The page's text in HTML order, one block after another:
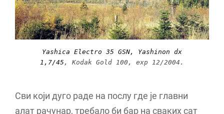
Yashica Electro 35 GSN, Yashinon dx
1,7/45 , Kodak Gold 100, exp 12/2004.
Сви који дуго раде на послу где је главни
алат рачунар, требало би бар на сваких сат